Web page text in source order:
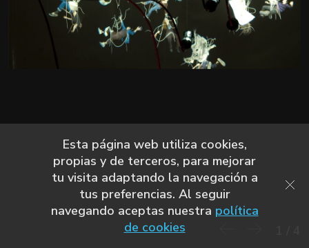
Esta página web utiliza cookies,
propias y de terceros, para mejorar
tu visita adaptando la navegación a
tus preferencias. Al seguir
navegando aceptas nuestra política
de cookies